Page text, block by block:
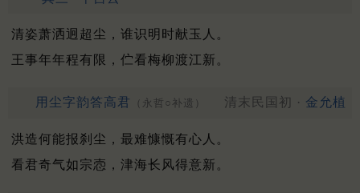
清姿萧洒迥超尘，谁识明时献玉人。
王事年年程有限，伫看梅柳渡江新。
用尘字韵答高君 （永哲○补遗） 清末民国初 · 金允植
洪造何能报刹尘，最难慷慨有心人。
看君奇气如宗悫，津海长风得意新。